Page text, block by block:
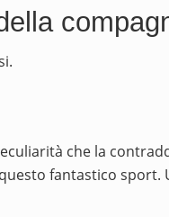
che la
fantastico